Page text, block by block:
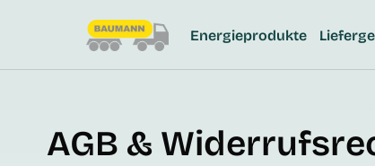
Energieprodukte
AGB &